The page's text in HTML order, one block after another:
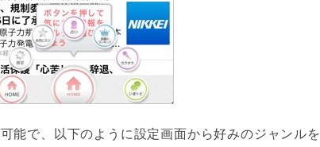
能で、以下のように設定画面から好みのジャンルを